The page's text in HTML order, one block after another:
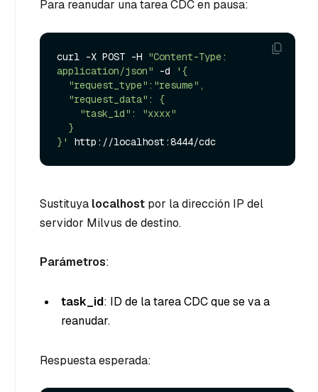
Para reanudar una tarea CDC en pausa:
curl -X POST -H "Content-Type:
application/json" -d
'{
}'
Sustituya localhost por la dirección IP del
servidor Milvus de destino.
Parámetros:
task_id: ID de la tarea CDC que se va a
reanudar.
Respuesta esperada: